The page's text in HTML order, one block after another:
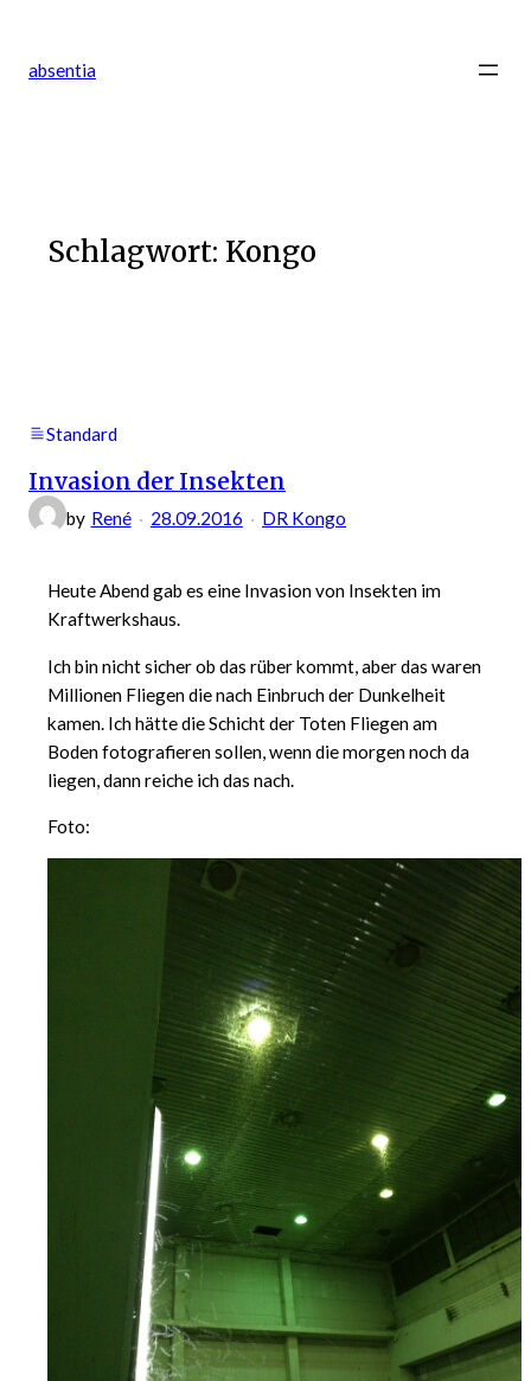
springen
absentia
Schlagwort: Kongo
Standard
Invasion der Insekten
by René 28.09.2016 DR Kongo
Heute Abend gab es eine Invasion von Insekten im
Kraftwerkshaus.
Ich bin nicht sicher ob das rüber kommt, aber das waren
Millionen Fliegen die nach Einbruch der Dunkelheit
kamen. Ich hätte die Schicht der Toten Fliegen am
Boden fotografieren sollen, wenn die morgen noch da
liegen, dann reiche ich das nach.
Foto: